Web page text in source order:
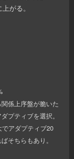
がる。
係上序盤が脆いた
プティブを選択。
アダプティブ20
そちらもあり。